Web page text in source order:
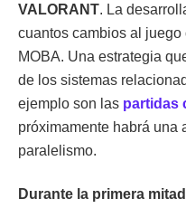
VALORANT. La
cuantos cambios al
MOBA. Una estrategia
de los sistemas
ejemplo son las partidas
próximamente habrá una
paralelismo.
Durante la primera